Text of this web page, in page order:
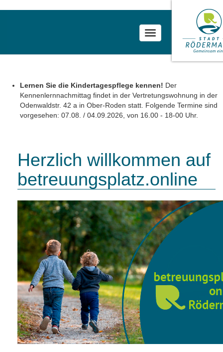
Toggle
navigation
Lernen Sie die Kindertagespflege kennen! Der
Kennenlernnachmittag findet in der Vertretungswohnung in der
Odenwaldstr. 42 a in Ober-Roden statt. Folgende Termine sind
vorgesehen: 07.08. / 04.09.2026, von 16.00 - 18-00 Uhr.
Herzlich willkommen auf
betreuungsplatz.online